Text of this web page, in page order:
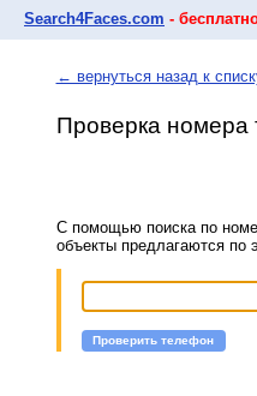
Search4Faces.com -
← вернуться назад к
Проверка номера
С помощью поиска по
объекты предлагаются
Проверить телефон